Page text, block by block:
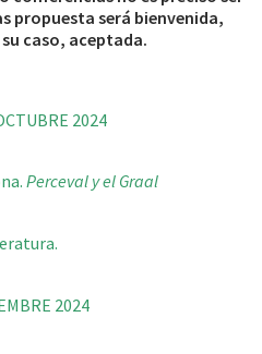
propuesta será bienvenida,
caso, aceptada.
2024
Perceval y el Graal
2024